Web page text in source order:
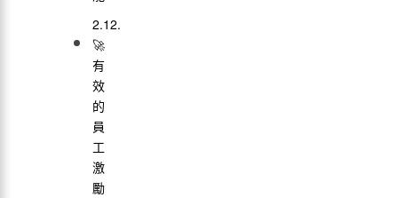
🚀
有
效
的
員
工
激
勵